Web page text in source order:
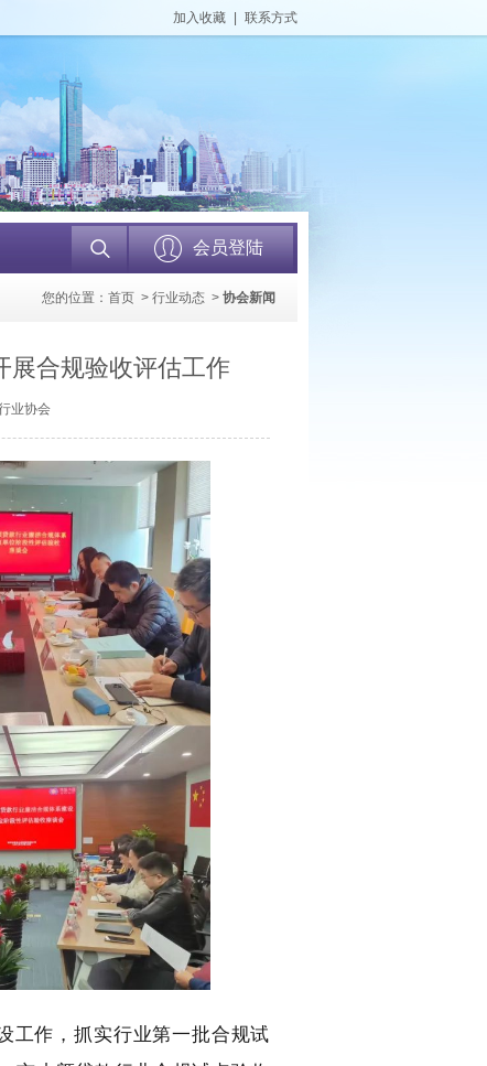
加入收藏 联系方式
会员登陆
您的位置： 首页 > 行业动态 > 协会新闻
合规验收评估工作
业协会
工作，抓实行业第一批合规试